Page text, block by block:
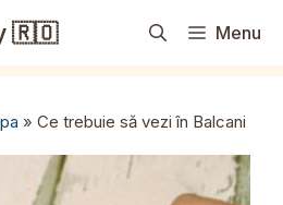
🇷🇴 Menu
» Ce trebuie să vezi în Balcani